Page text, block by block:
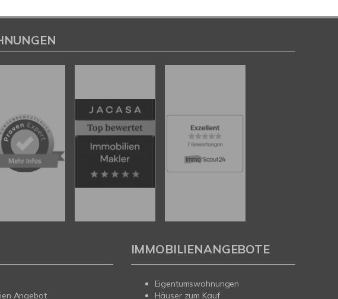
Angebot
IMMOBILIENANGEBOTE
Eigentumswohnungen
Häuser zum Kauf